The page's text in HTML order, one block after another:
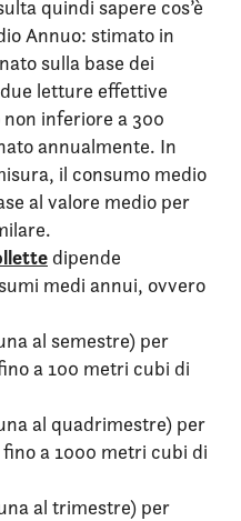
quindi sapere cos’è
Annuo: stimato in
sulla base dei
letture effettive
inferiore a 300
annualmente. In
il consumo medio
al valore medio per
dipende
medi annui, ovvero
al semestre) per
a 100 metri cubi di
al quadrimestre) per
a 1000 metri cubi di
al trimestre) per